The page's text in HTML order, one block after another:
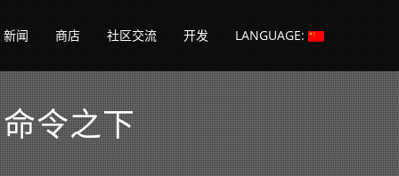
新闻 商店 社区交流 开发 LANGUAGE:
令之下